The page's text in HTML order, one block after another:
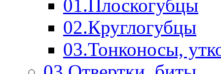
01.Плоскогубцы
02.Круглогубцы
03.Тонконосы,